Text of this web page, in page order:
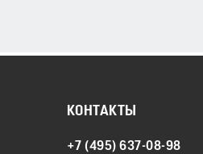
КОНТАКТЫ
+7 (495) 637-08-98